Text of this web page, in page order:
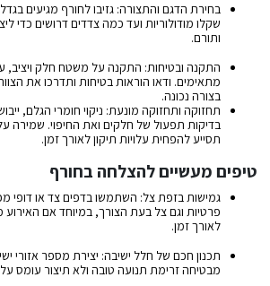
בחירת הדגם והתצורה: גזיבו לחורף מגיעים
שקלו מודולוריות ועד כמה צדדים דרושים כדי
ותורם.
התקנה ובטיחות: התקנה על משטח חלק ויציב,
מתאימים. ודאו הוראות בטיחות ותדרכו את
בצורה נכונה.
תחזוקה ותחזוקה מונעת: ניקוי חומרי הגלם,
בדיקות תפעול של חלקים ואת החיפוי. שמירה
תסייע להפחית עלויות תיקון לאורך זמן.
טיפים מעשיים להצלחה בחורף
גמישות בזפת צל: השתמשו בדפים צד או דופי
פרטיות וגם צל בעת הצורך, במיוחד אם האירוע
לאורך זמן.
תכנון חכם של חלל ישיבה: יצירת מספר אזורי
מבטיחה זרימת תנועה טובה ולא תיצור עומס